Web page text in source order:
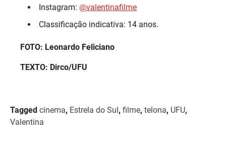
Instagram: @valentinafilme
Classificação indicativa: 14 anos.
FOTO: Leonardo Feliciano
TEXTO: Dirco/UFU
Tagged cinema, Estrela do Sul, filme, telona, UFU,
Valentina